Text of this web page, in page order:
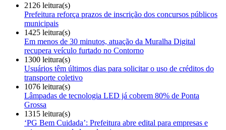
2126 leitura(s)
Prefeitura reforça prazos de inscrição dos concursos públicos
municipais
1425 leitura(s)
Em menos de 30 minutos, atuação da Muralha Digital
recupera veículo furtado no Contorno
1300 leitura(s)
Usuários têm últimos dias para solicitar o uso de créditos do
transporte coletivo
1076 leitura(s)
Lâmpadas de tecnologia LED já cobrem 80% de Ponta
Grossa
1315 leitura(s)
‘PG Bem Cuidada’: Prefeitura abre edital para empresas e